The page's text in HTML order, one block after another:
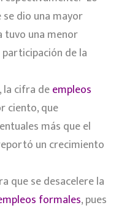
dio una mayor
tuvo una menor
de la
la cifra deempleos
ciento, que
más que el
un crecimiento
que se desacelere la
formales, pues